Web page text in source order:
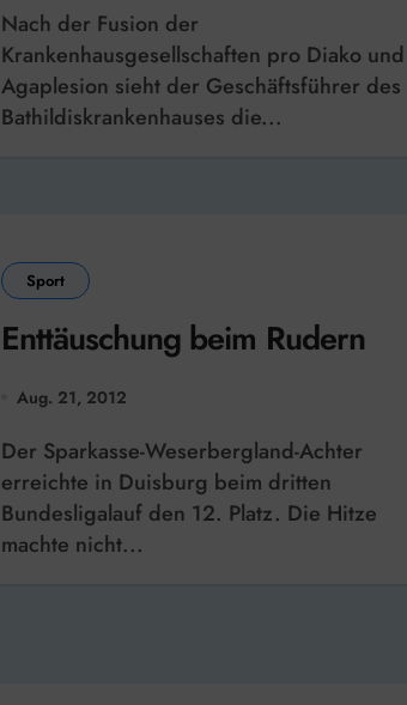
Nach der Fusion der
Krankenhausgesellschaften pro Diako und
Agaplesion sieht der Geschäftsführer des
Bathildiskrankenhauses die...
Sport
Enttäuschung beim Rudern
Aug. 21, 2012
Der Sparkasse-Weserbergland-Achter
erreichte in Duisburg beim dritten
Bundesligalauf den 12. Platz. Die Hitze
machte nicht...